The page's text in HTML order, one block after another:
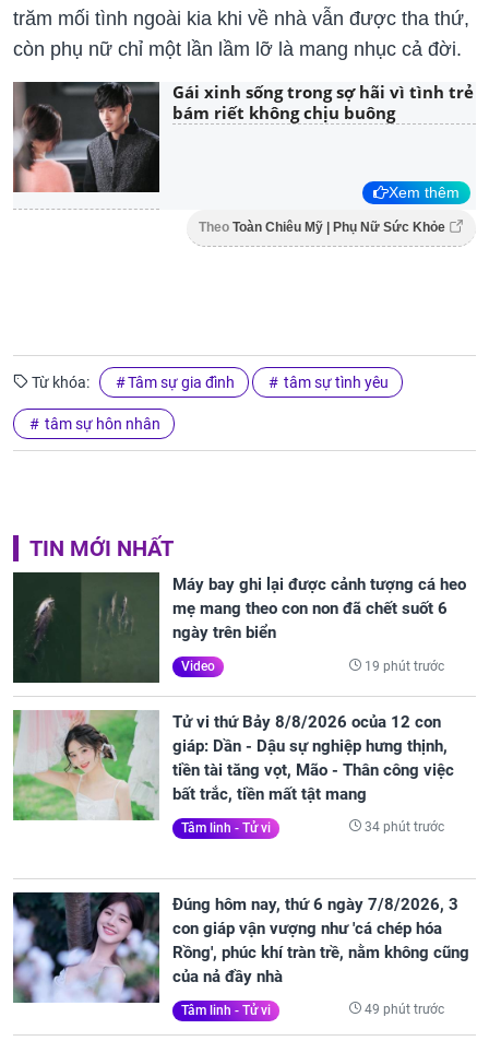
trăm mối tình ngoài kia khi về nhà vẫn được tha thứ,
còn phụ nữ chỉ một lần lầm lỡ là mang nhục cả đời.
Gái xinh sống trong sợ hãi vì tình trẻ
bám riết không chịu buông
Xem thêm
Theo Toàn Chiêu Mỹ | Phụ Nữ Sức Khỏe
Từ khóa: Tâm sự gia đình tâm sự tình yêu
tâm sự hôn nhân
TIN MỚI NHẤT
Máy bay ghi lại được cảnh tượng cá heo
mẹ mang theo con non đã chết suốt 6
ngày trên biển
Video 19 phút trước
Tử vi thứ Bảy 8/8/2026 ocủa 12 con
giáp: Dần - Dậu sự nghiệp hưng thịnh,
tiền tài tăng vọt, Mão - Thân công việc
bất trắc, tiền mất tật mang
Tâm linh - Tử vi 34 phút trước
Đúng hôm nay, thứ 6 ngày 7/8/2026, 3
con giáp vận vượng như 'cá chép hóa
Rồng', phúc khí tràn trề, nằm không cũng
của nả đầy nhà
Tâm linh - Tử vi 49 phút trước